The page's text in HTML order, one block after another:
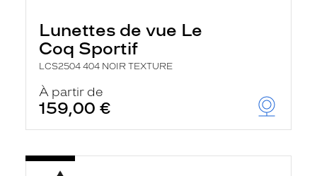
Lunettes de vue Le
Coq Sportif
LCS2504 404 NOIR TEXTURE
À partir de
159,00 €